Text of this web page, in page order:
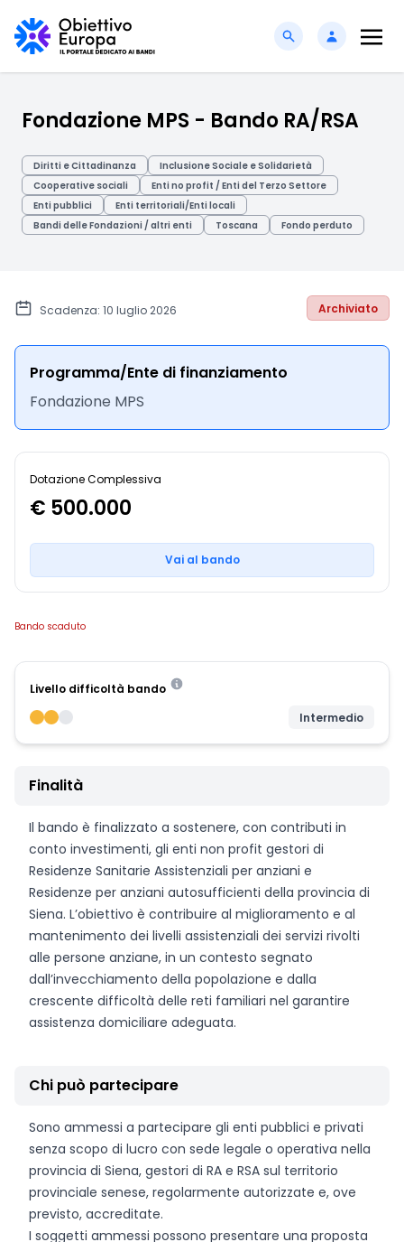
Fondazione MPS - Bando RA/RSA
Diritti e Cittadinanza
Inclusione Sociale e Solidarietà
Cooperative sociali
Enti no profit / Enti del Terzo Settore
Enti pubblici
Enti territoriali/Enti locali
Bandi delle Fondazioni / altri enti
Toscana Fondo perduto
Scadenza: 10 luglio 2026 Archiviato
Programma/Ente di finanziamento
Fondazione MPS
Dotazione Complessiva
€ 500.000
Vai al bando
Bando scaduto
Livello difficoltà bando
Intermedio
Finalità
Il bando è finalizzato a sostenere, con contributi in
conto investimenti, gli enti non profit gestori di
Residenze Sanitarie Assistenziali per anziani e
Residenze per anziani autosufficienti della provincia di
Siena. L’obiettivo è contribuire al miglioramento e al
mantenimento dei livelli assistenziali dei servizi rivolti
alle persone anziane, in un contesto segnato
dall’invecchiamento della popolazione e dalla
crescente difficoltà delle reti familiari nel garantire
assistenza domiciliare adeguata.
Chi può partecipare
Sono ammessi a partecipare gli enti pubblici e privati
senza scopo di lucro con sede legale o operativa nella
provincia di Siena, gestori di RA e RSA sul territorio
provinciale senese, regolarmente autorizzate e, ove
previsto, accreditate.
I soggetti ammessi possono presentare una proposta